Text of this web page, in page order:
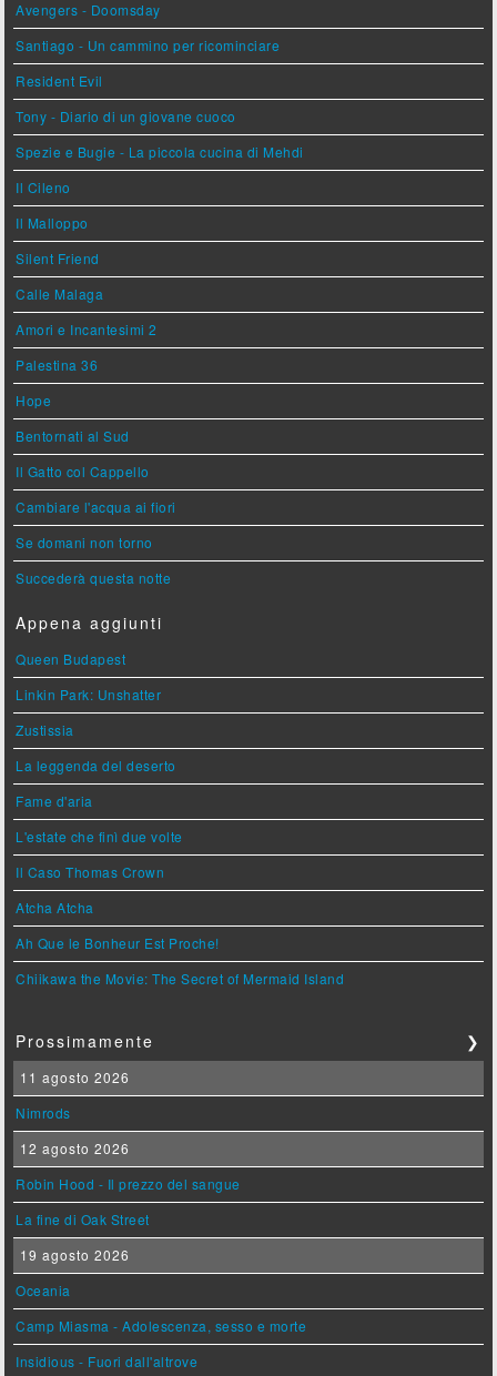
Avengers - Doomsday
Santiago - Un cammino per ricominciare
Resident Evil
Tony - Diario di un giovane cuoco
Spezie e Bugie - La piccola cucina di Mehdi
Il Cileno
Il Malloppo
Silent Friend
Calle Malaga
Amori e Incantesimi 2
Palestina 36
Hope
Bentornati al Sud
Il Gatto col Cappello
Cambiare l'acqua ai fiori
Se domani non torno
Succederà questa notte
Appena aggiunti
Queen Budapest
Linkin Park: Unshatter
Zustissia
La leggenda del deserto
Fame d'aria
L'estate che finì due volte
Il Caso Thomas Crown
Atcha Atcha
Ah Que le Bonheur Est Proche!
Chiikawa the Movie: The Secret of Mermaid Island
Prossimamente ❯
11 agosto 2026
Nimrods
12 agosto 2026
Robin Hood - Il prezzo del sangue
La fine di Oak Street
19 agosto 2026
Oceania
Camp Miasma - Adolescenza, sesso e morte
Insidious - Fuori dall'altrove